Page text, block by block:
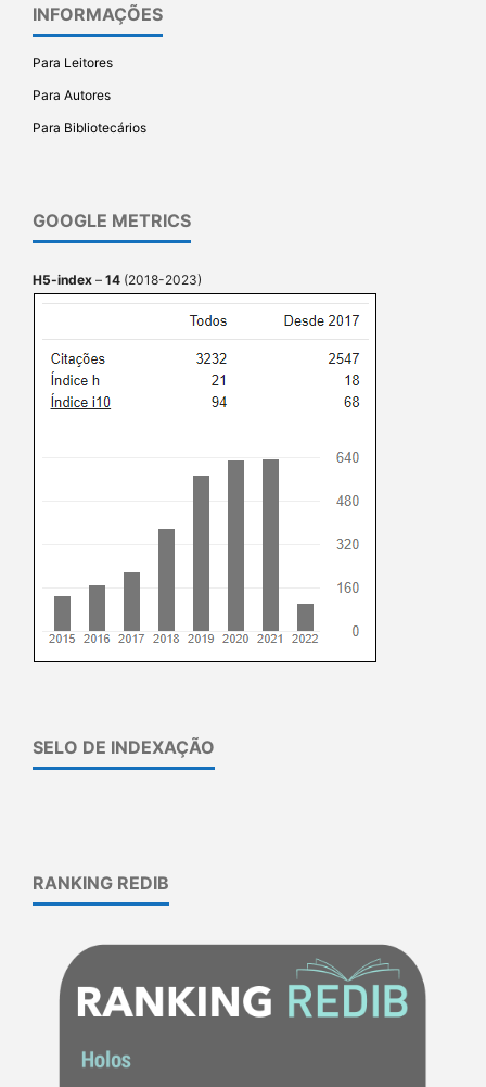
INFORMAÇÕES
Para Leitores
Para Autores
Para Bibliotecários
GOOGLE METRICS
H5-index – 14 (2018-2023)
SELO DE INDEXAÇÃO
RANKING REDIB